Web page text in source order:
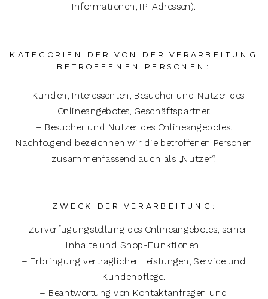
– Zurverfügungstellung des Onlineangebotes, seiner
Inhalte und Shop-Funktionen.
– Erbringung vertraglicher Leistungen, Service und
Kundenpflege.
– Beantwortung von Kontaktanfragen und
ZWECK DER VERARBEITUNG:
– Kunden, Interessenten, Besucher und Nutzer des
Onlineangebotes, Geschäftspartner.
– Besucher und Nutzer des Onlineangebotes.
Nachfolgend bezeichnen wir die betroffenen Personen
zusammenfassend auch als „Nutzer“.
KATEGORIEN DER VON DER VERARBEITUNG
BETROFFENEN PERSONEN:
Informationen, IP-Adressen).